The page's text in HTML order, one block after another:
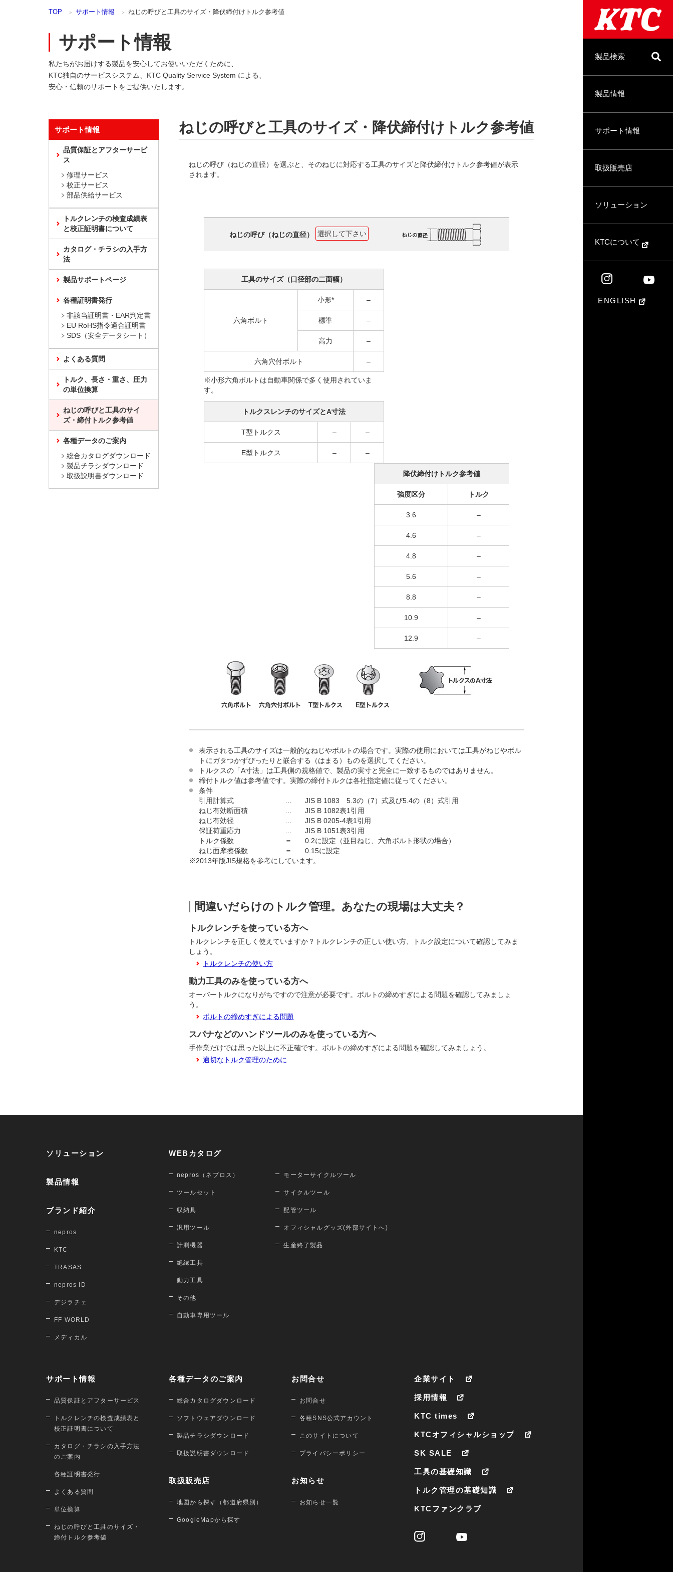
製品検索
製品情報
サポート情報
取扱販売店
ソリューション
KTCについて
ENGLISH
TOP サポート情報 ねじの呼びと工具のサイズ・降伏締付けトルク参考値
サポート情報
私たちがお届けする製品を安心してお使いいただくために、
KTC独自のサービスシステム、KTC Quality Service System による、
安心・信頼のサポートをご提供いたします。
ねじの呼びと工具のサイズ・降伏締付けトルク参考値
ねじの呼び（ねじの直径）を選ぶと、そのねじに対応する工具のサイズと降伏締付けトルク参考値が表示
されます。
ねじの呼び（ねじの直径）
工具のサイズ（口径部の二面幅）
六角ボルト
小形* –
標準 –
高力 –
六角穴付ボルト –
※小形六角ボルトは自動車関係で多く使用されていま
す。
トルクスレンチのサイズとA寸法
T型トルクス – –
E型トルクス – –
降伏締付けトルク参考値
強度区分 トルク
3.6 –
4.6 –
4.8 –
5.6 –
8.8 –
10.9 –
12.9 –
表示される工具のサイズは一般的なねじやボルトの場合です。実際の使用においては工具がねじやボル
トにガタつかずぴったりと嵌合する（はまる）ものを選択してください。
トルクスの「A寸法」は工具側の規格値で、製品の実寸と完全に一致するものではありません。
締付トルク値は参考値です。実際の締付トルクは各社指定値に従ってください。
条件
引用計算式
JIS B 1083 5.3の（7）式及び5.4の（8）式引用
ねじ有効断面積
JIS B 1082表1引用
ねじ有効径
JIS B 0205-4表1引用
保証荷重応力
JIS B 1051表3引用
トルク係数
＝
0.2に設定（並目ねじ、六角ボルト形状の場合）
ねじ面摩擦係数
＝
0.15に設定
※2013年版JIS規格を参考にしています。
間違いだらけのトルク管理。あなたの現場は大丈夫？
トルクレンチを使っている方へ
トルクレンチを正しく使えていますか？トルクレンチの正しい使い方、トルク設定について確認してみま
しょう。
トルクレンチの使い方
動力工具のみを使っている方へ
オーバートルクになりがちですので注意が必要です。ボルトの締めすぎによる問題を確認してみましょ
う。
ボルトの締めすぎによる問題
スパナなどのハンドツールのみを使っている方へ
手作業だけでは思った以上に不正確です。ボルトの締めすぎによる問題を確認してみましょう。
適切なトルク管理のために
サポート情報
品質保証とアフターサービ
ス
修理サービス
校正サービス
部品供給サービス
トルクレンチの検査成績表
と校正証明書について
カタログ・チラシの入手方
法
製品サポートページ
各種証明書発行
非該当証明書・EAR判定書
EU RoHS指令適合証明書
SDS（安全データシート）
よくある質問
トルク、長さ・重さ、圧力
の単位換算
ねじの呼びと工具のサイ
ズ・締付トルク参考値
各種データのご案内
総合カタログダウンロード
製品チラシダウンロード
取扱説明書ダウンロード
ソリューション
製品情報
ブランド紹介
nepros
KTC
TRASAS
nepros ID
デジラチェ
FF WORLD
メディカル
WEBカタログ
nepros（ネプロス）
ツールセット
収納具
汎用ツール
計測機器
絶縁工具
動力工具
その他
自動車専用ツール
モーターサイクルツール
サイクルツール
配管ツール
オフィシャルグッズ(外部サイトへ)
生産終了製品
サポート情報
品質保証とアフターサービス
トルクレンチの検査成績表と
校正証明書について
カタログ・チラシの入手方法
のご案内
各種証明書発行
よくある質問
単位換算
ねじの呼びと工具のサイズ・
締付トルク参考値
各種データのご案内
総合カタログダウンロード
ソフトウェアダウンロード
製品チラシダウンロード
取扱説明書ダウンロード
取扱販売店
地図から探す（都道府県別）
GoogleMapから探す
お問合せ
お問合せ
各種SNS公式アカウント
このサイトについて
プライバシーポリシー
お知らせ
お知らせ一覧
企業サイト
採用情報
KTC times
KTCオフィシャルショップ
SK SALE
工具の基礎知識
トルク管理の基礎知識
KTCファンクラブ